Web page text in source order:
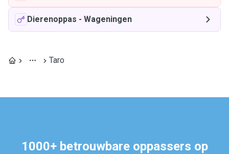
Dierenoppas - Wageningen
Taro
1000+ betrouwbare oppassers op